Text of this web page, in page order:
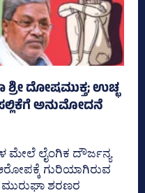
ಶ್ರೀ ದೋಷಮುಕ್ತ; ಉಚ್ಛ
ಅನುಮೋದನೆ
ಮೇಲೆ ಲೈಂಗಿಕ ದೌರ್ಜನ್ಯ
ಗುರಿಯಾಗಿರುವ
ಶರಣರ